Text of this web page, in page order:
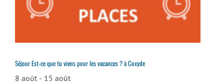
Séjour Est-ce que tu viens pour les vacances ? à Coxyde
8 août - 15 août